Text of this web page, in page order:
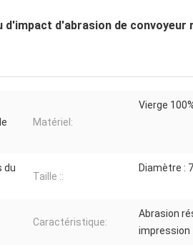
d'impact d'abrasion de
Matériel:
Vierge
du
Taille ::
Diamètre :
Caractéristique:
Abrasion
impression